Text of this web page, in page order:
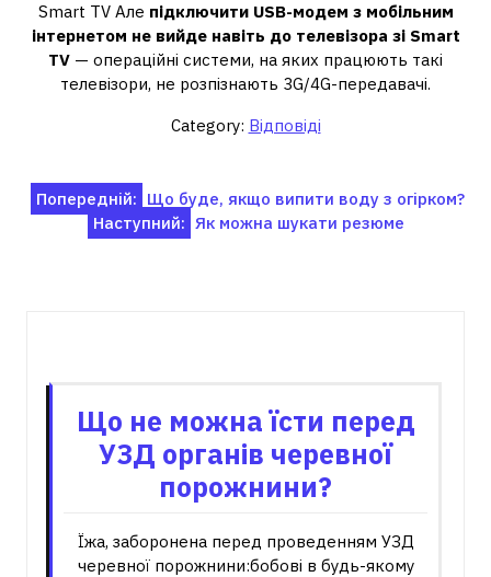
Smart TV Але підключити USB-модем з мобільним
інтернетом не вийде навіть до телевізора зі Smart
TV — операційні системи, на яких працюють такі
телевізори, не розпізнають 3G/4G-передавачі.
Category: Відповіді
Навігація
записів
Попередній: Що буде, якщо випити воду з огірком?
Наступний: Як можна шукати резюме
Що не можна їсти перед
УЗД органів черевної
порожнини?
Їжа, заборонена перед проведенням УЗД
черевної порожнини:бобові в будь-якому